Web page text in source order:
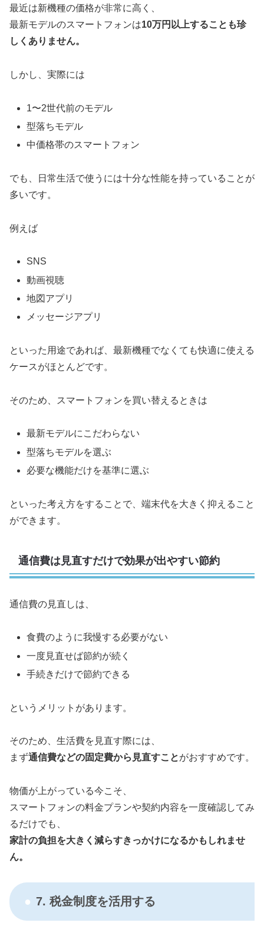
最近は新機種の価格が非常に高く、
最新モデルのスマートフォンは10万円以上することも珍
しくありません。
しかし、実際には
1〜2世代前のモデル
型落ちモデル
中価格帯のスマートフォン
でも、日常生活で使うには十分な性能を持っていることが
多いです。
例えば
SNS
動画視聴
地図アプリ
メッセージアプリ
といった用途であれば、最新機種でなくても快適に使える
ケースがほとんどです。
そのため、スマートフォンを買い替えるときは
最新モデルにこだわらない
型落ちモデルを選ぶ
必要な機能だけを基準に選ぶ
といった考え方をすることで、端末代を大きく抑えること
ができます。
通信費は見直すだけで効果が出やすい節約
通信費の見直しは、
食費のように我慢する必要がない
一度見直せば節約が続く
手続きだけで節約できる
というメリットがあります。
そのため、生活費を見直す際には、
まず通信費などの固定費から見直すことがおすすめです。
物価が上がっている今こそ、
スマートフォンの料金プランや契約内容を一度確認してみ
るだけでも、
家計の負担を大きく減らすきっかけになるかもしれませ
ん。
7. 税金制度を活用する